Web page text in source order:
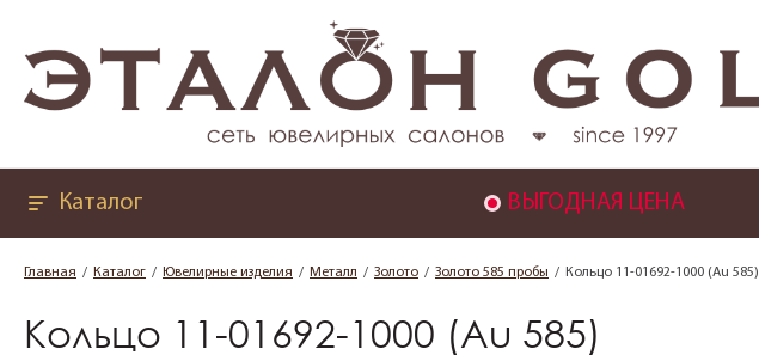
Каталог ВЫГОДНАЯ ЦЕНА
Главная Каталог Ювелирные изделия Металл Золото Золото 585 пробы Кольцо 11-01692-1000 (Au 585)
Кольцо 11-01692-1000 (Au 585)